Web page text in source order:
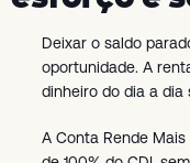
Deixar o saldo
oportunidade. A
dinheiro do dia a dia
A Conta Rende